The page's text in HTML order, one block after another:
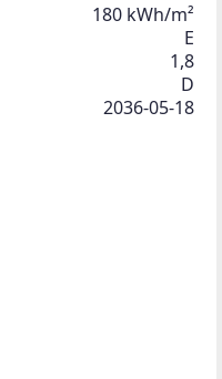
180 kWh/m²
E
1,8
D
2036-05-18